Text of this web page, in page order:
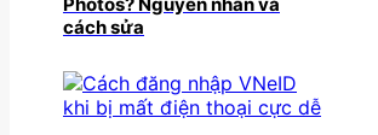
Photos? Nguyên nhân và
cách sửa